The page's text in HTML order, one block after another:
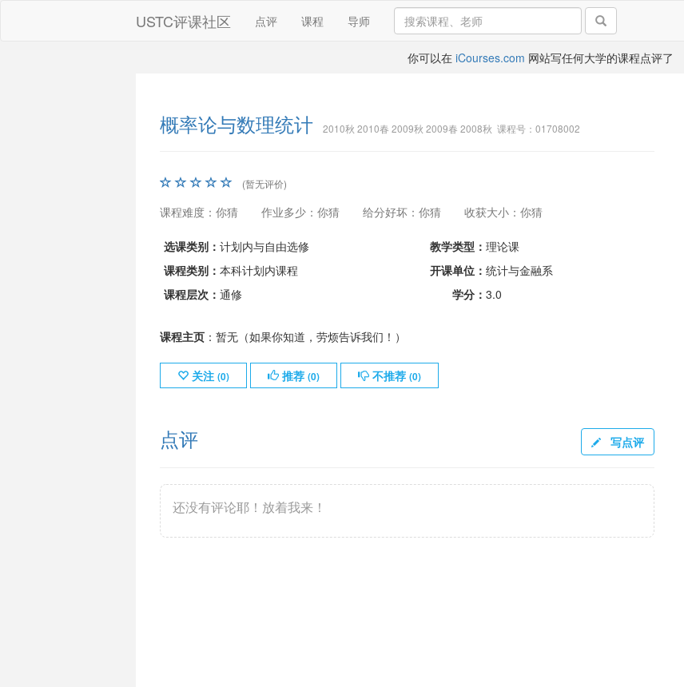
USTC评课社区 点评 课程 导师
你可以在 iCourses.com 网站写任何大学的课程点评了
概率论与数理统计 2010秋 2010春 2009秋 2009春 2008秋 课程号：01708002
(暂无评价)
课程难度：你猜 作业多少：你猜 给分好坏：你猜 收获大小：你猜
选课类别： 计划内与自由选修 教学类型： 理论课
课程类别： 本科计划内课程 开课单位： 统计与金融系
课程层次： 通修 学分： 3.0
课程主页：暂无（如果你知道，劳烦告诉我们！）
关注 (0) 推荐 (0) 不推荐 (0)
点评 写点评
还没有评论耶！放着我来！